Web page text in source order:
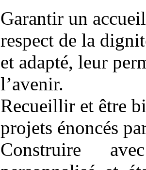
Garantir un
respect de la
et adapté, leur
l’avenir.
Recueillir et être
projets énoncés
Construire